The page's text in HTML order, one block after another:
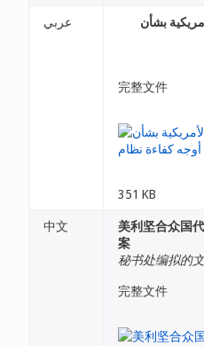
عربي
بشأن
完整文件
351 KB
中文
美利坚合众国
案
秘书处编拟的
完整文件